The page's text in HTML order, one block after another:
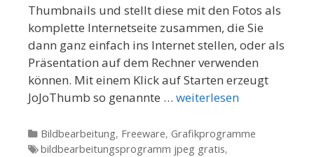
Thumbnails und stellt diese mit den Fotos als
komplette Internetseite zusammen, die Sie
dann ganz einfach ins Internet stellen, oder als
Präsentation auf dem Rechner verwenden
können. Mit einem Klick auf Starten erzeugt
JoJoThumb so genannte … weiterlesen
Kategorien
Bildbearbeitung, Freeware, Grafikprogramme
Tags
bildbearbeitungsprogramm jpeg gratis,